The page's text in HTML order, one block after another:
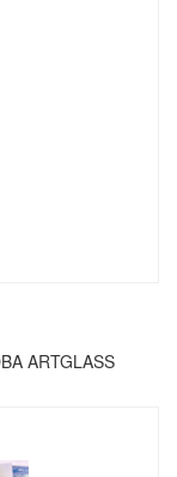
ARTGLASS